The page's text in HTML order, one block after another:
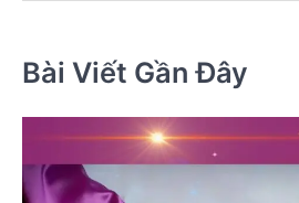
Bài Viết Gần Đây